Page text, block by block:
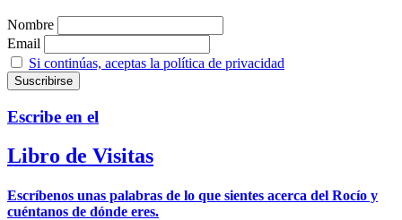
Nombre
Email
Si continúas, aceptas la política de privacidad
Escribe en el
Libro de Visitas
Escríbenos unas palabras de lo que sientes acerca del Rocío y
cuéntanos de dónde eres.